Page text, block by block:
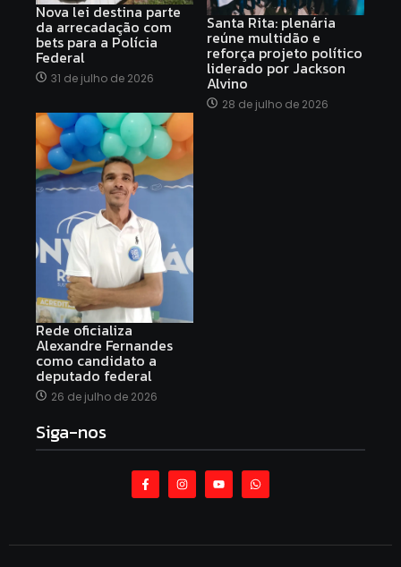
Nova lei destina parte
da arrecadação com
bets para a Polícia
Federal
31 de julho de 2026
Santa Rita: plenária
reúne multidão e
reforça projeto político
liderado por Jackson
Alvino
28 de julho de 2026
Rede oficializa
Alexandre Fernandes
como candidato a
deputado federal
26 de julho de 2026
Siga-nos